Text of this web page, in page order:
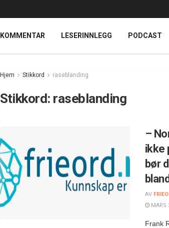
KOMMENTAR LESERINNLEGG PODCAST
Hjem Stikkord raseblanding
Stikkord: raseblanding
–
ikke
bør
AV
MARS
Frank